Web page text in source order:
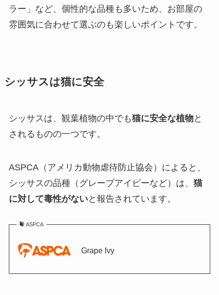
ラー」など、個性的な品種も多いため、お部屋の
雰囲気に合わせて選ぶのも楽しいポイントです。
シッサスは猫に安全
シッサスは、観葉植物の中でも猫に安全な植物と
されるものの一つです。
ASPCA（アメリカ動物虐待防止協会）によると、
シッサスの品種（グレープアイビーなど）は、 猫
に対して毒性がないと報告されています。
ASPCA
Grape Ivy